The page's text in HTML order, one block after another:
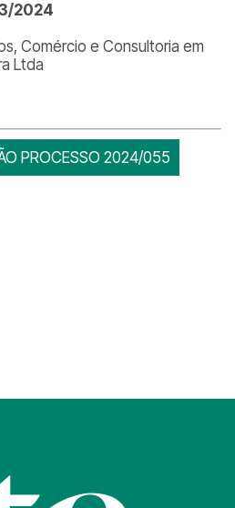
2024
Comércio e Consultoria em
Ltda
PROCESSO 2024/055